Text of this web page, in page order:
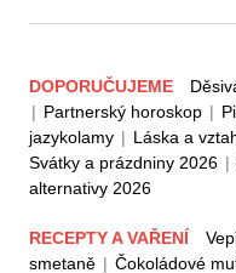
DOPORUČUJEME
| Partnerský horoskop |
jazykolamy | Láska a
Svátky a prázdniny 2026 |
alternativy 2026
RECEPTY A VAŘENÍ
smetaně | Čokoládové